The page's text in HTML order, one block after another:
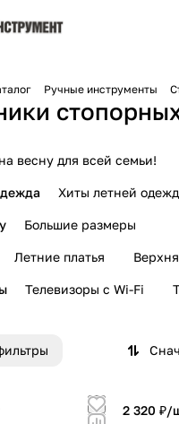
Ручные инструменты
весну для всей семьи!
Хиты летней
Большие размеры
Летние платья
Телевизоры с Wi-Fi
2 320 ₽/